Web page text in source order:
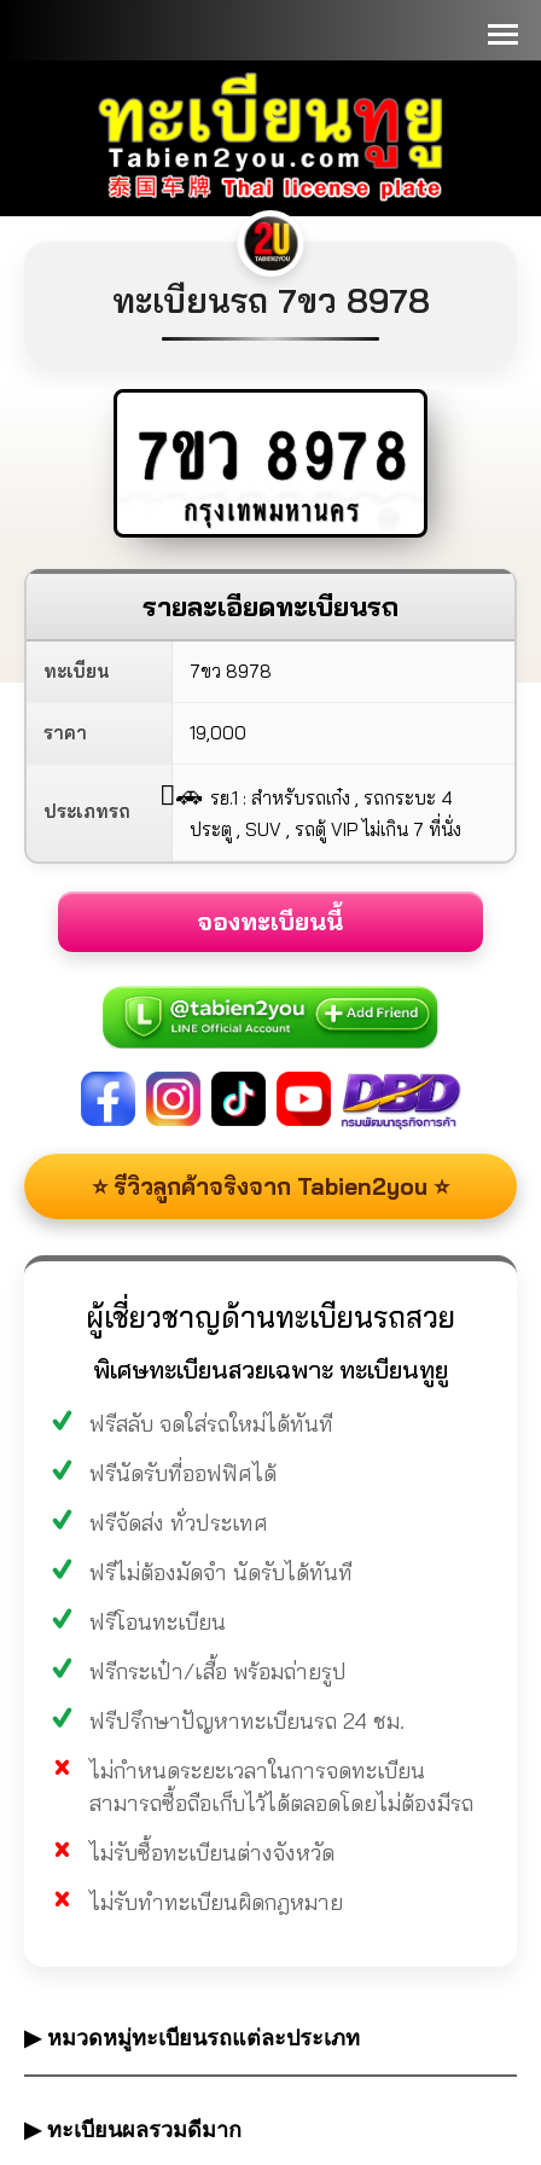
ทะเบียนรถ 7ขว 8978
7ขว 8978
กรุงเทพมหานคร
รายละเอียดทะเบียนรถ
ทะเบียน 7ขว 8978
ราคา 19,000
ประเภทรถ
🚗 รย.1 : สำหรับรถเก๋ง , รถกระบะ 4
ประตู , SUV , รถตู้ VIP ไม่เกิน 7 ที่นั่ง
จองทะเบียนนี้
⭐ รีวิวลูกค้าจริงจาก Tabien2you ⭐
ผู้เชี่ยวชาญด้านทะเบียนรถสวย
พิเศษทะเบียนสวยเฉพาะ ทะเบียนทูยู
ฟรีสลับ จดใส่รถใหม่ได้ทันที
ฟรีนัดรับที่ออฟฟิศได้
ฟรีจัดส่ง ทั่วประเทศ
ฟรีไม่ต้องมัดจำ นัดรับได้ทันที
ฟรีโอนทะเบียน
ฟรีกระเป๋า/เสื้อ พร้อมถ่ายรูป
ฟรีปรึกษาปัญหาทะเบียนรถ 24 ชม.
ไม่กำหนดระยะเวลาในการจดทะเบียน
สามารถซื้อถือเก็บไว้ได้ตลอดโดยไม่ต้องมีรถ
ไม่รับซื้อทะเบียนต่างจังหวัด
ไม่รับทำทะเบียนผิดกฎหมาย
▶ หมวดหมู่ทะเบียนรถแต่ละประเภท
▶ ทะเบียนผลรวมดีมาก